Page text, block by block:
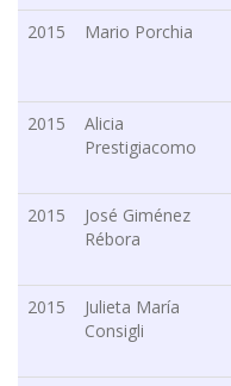
2015
Mario Porchia
2015
Alicia
Prestigiacomo
2015
José Giménez
Rébora
2015
Julieta María
Consigli